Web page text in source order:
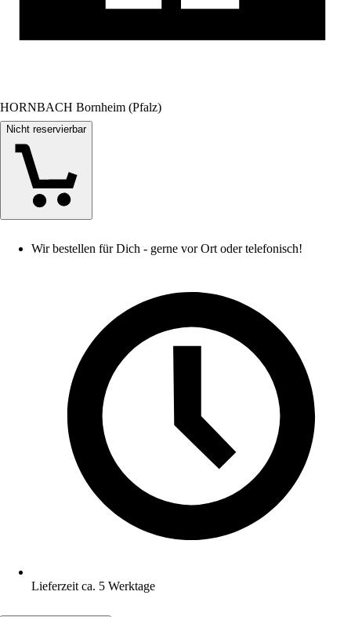
HORNBACH Bornheim (Pfalz)
Nicht reservierbar
Wir bestellen für Dich - gerne vor Ort oder telefonisch!
Lieferzeit ca. 5 Werktage